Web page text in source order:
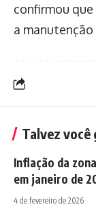
confirmou
a
Talvez você
Inflação da
em janeiro de
4 de fevereiro de 2026